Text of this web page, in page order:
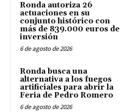
Ronda autoriza 26
actuaciones en su
conjunto histórico con
más de 839.000 euros de
inversión
6 de agosto de 2026
Ronda busca una
alternativa a los fuegos
artificiales para abrir la
Feria de Pedro Romero
6 de agosto de 2026